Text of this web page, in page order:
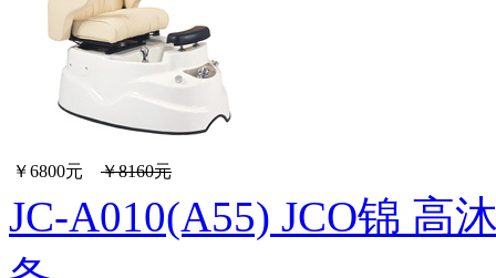
￥6800元 ￥8160元
JC-A010(A55) JCO锦 高